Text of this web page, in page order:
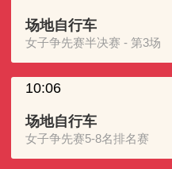
场地自行车
女子争先赛半决赛 - 第3场
10:06
场地自行车
女子争先赛5-8名排名赛